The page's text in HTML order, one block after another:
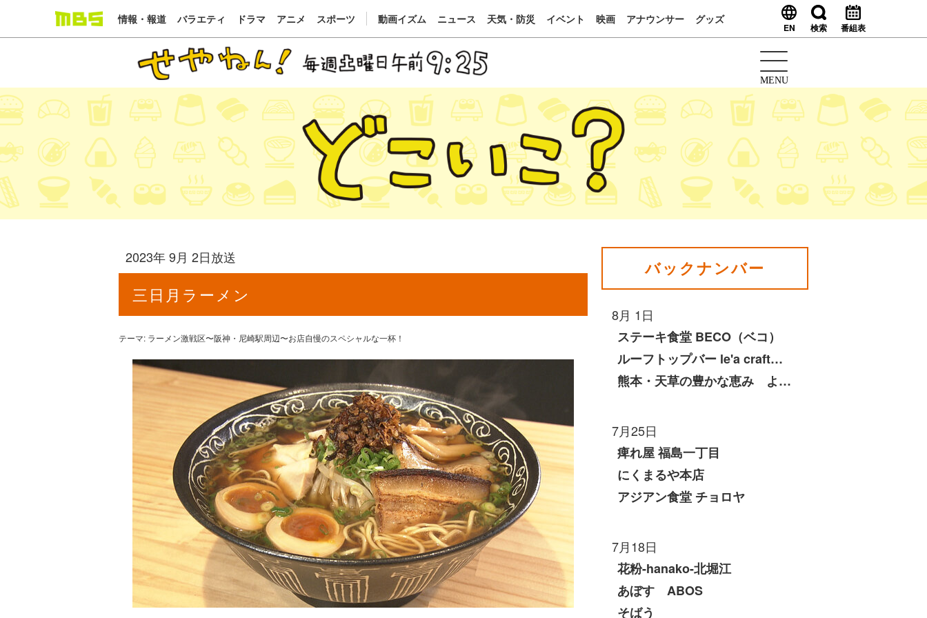
情報・報道 バラエティ ドラマ アニメ スポーツ 動画イズム ニュース 天気・防災 イベント 映画 アナウンサー グッズ
EN 検索 番組表
MENU
2023年 9月 2日放送
三日月ラーメン
テーマ: ラーメン激戦区〜阪神・尼崎駅周辺〜お店自慢のスペシャルな一杯！
バックナンバー
8月 1日
ステーキ食堂 BECO（ベコ）
ルーフトップバー le'a craft（レアクラフト）
熊本・天草の豊かな恵み よしたけ
7月25日
痺れ屋 福島一丁目
にくまるや本店
アジアン食堂 チョロヤ
7月18日
花粉-hanako-北堀江
あぼす ABOS
そばう